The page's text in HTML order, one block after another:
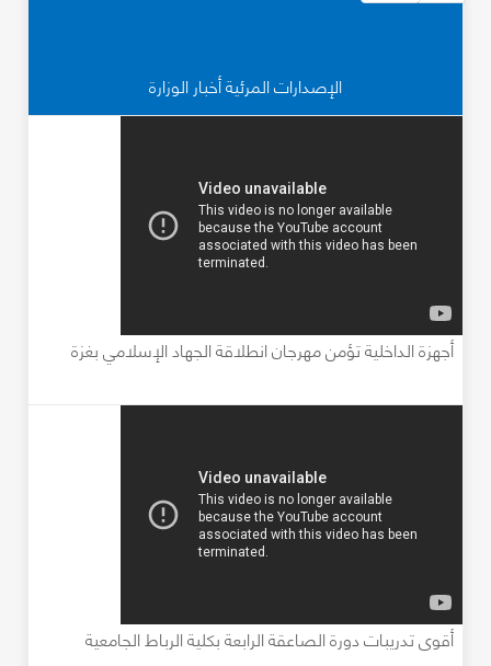
الإصدارات المرئية أخبار الوزارة
أجهزة الداخلية تؤمن مهرجان انطلاقة الجهاد الإسلامي بغزة
أقوى تدريبات دورة الصاعقة الرابعة بكلية الرباط الجامعية